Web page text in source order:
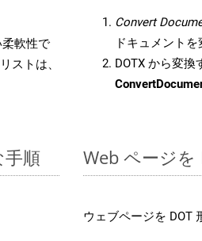
軟性で
ストは、
Convert
ドキュメント
DOTX から変
手順 Web ページを
ウェブページを DOT